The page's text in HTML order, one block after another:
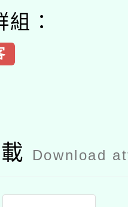
：
Download